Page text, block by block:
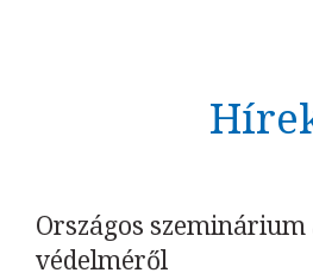
Országos
védelméről